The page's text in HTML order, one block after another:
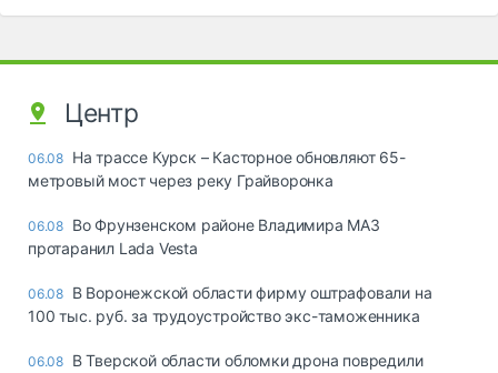
Центр
06.08 На трассе Курск – Касторное обновляют 65-
метровый мост через реку Грайворонка
06.08 Во Фрунзенском районе Владимира МАЗ
протаранил Lada Vesta
06.08 В Воронежской области фирму оштрафовали на
100 тыс. руб. за трудоустройство экс-таможенника
06.08 В Тверской области обломки дрона повредили